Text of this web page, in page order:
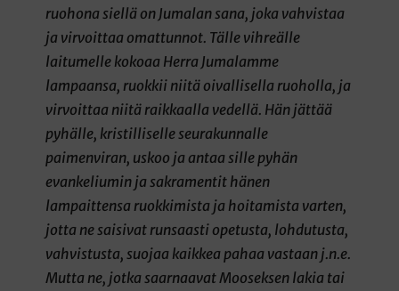
ruohona siellä on Jumalan sana, joka vahvistaa
ja virvoittaa omattunnot. Tälle vihreälle
laitumelle kokoaa Herra Jumalamme
lampaansa, ruokkii niitä oivallisella ruoholla, ja
virvoittaa niitä raikkaalla vedellä. Hän jättää
pyhälle, kristilliselle seurakunnalle
paimenviran, uskoo ja antaa sille pyhän
evankeliumin ja sakramentit hänen
lampaittensa ruokkimista ja hoitamista varten,
jotta ne saisivat runsaasti opetusta, lohdutusta,
vahvistusta, suojaa kaikkea pahaa vastaan j.n.e.
Mutta ne, jotka saarnaavat Mooseksen lakia tai